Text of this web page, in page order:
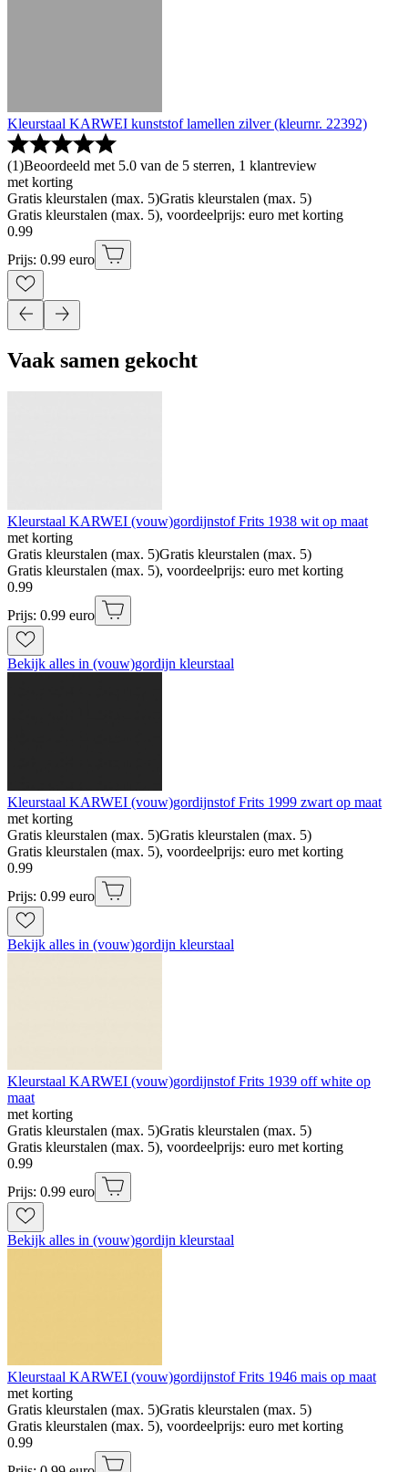
Kleurstaal KARWEI kunststof lamellen zilver (kleurnr. 22392)
(1)Beoordeeld met 5.0 van de 5 sterren, 1 klantreview
met korting
Gratis kleurstalen (max. 5)Gratis kleurstalen (max. 5)
Gratis kleurstalen (max. 5), voordeelprijs: euro met korting
0.99
Prijs: 0.99 euro
Vaak samen gekocht
Kleurstaal KARWEI (vouw)gordijnstof Frits 1938 wit op maat
met korting
Gratis kleurstalen (max. 5)Gratis kleurstalen (max. 5)
Gratis kleurstalen (max. 5), voordeelprijs: euro met korting
0.99
Prijs: 0.99 euro
Bekijk alles in (vouw)gordijn kleurstaal
Kleurstaal KARWEI (vouw)gordijnstof Frits 1999 zwart op maat
met korting
Gratis kleurstalen (max. 5)Gratis kleurstalen (max. 5)
Gratis kleurstalen (max. 5), voordeelprijs: euro met korting
0.99
Prijs: 0.99 euro
Bekijk alles in (vouw)gordijn kleurstaal
Kleurstaal KARWEI (vouw)gordijnstof Frits 1939 off white op
maat
met korting
Gratis kleurstalen (max. 5)Gratis kleurstalen (max. 5)
Gratis kleurstalen (max. 5), voordeelprijs: euro met korting
0.99
Prijs: 0.99 euro
Bekijk alles in (vouw)gordijn kleurstaal
Kleurstaal KARWEI (vouw)gordijnstof Frits 1946 mais op maat
met korting
Gratis kleurstalen (max. 5)Gratis kleurstalen (max. 5)
Gratis kleurstalen (max. 5), voordeelprijs: euro met korting
0.99